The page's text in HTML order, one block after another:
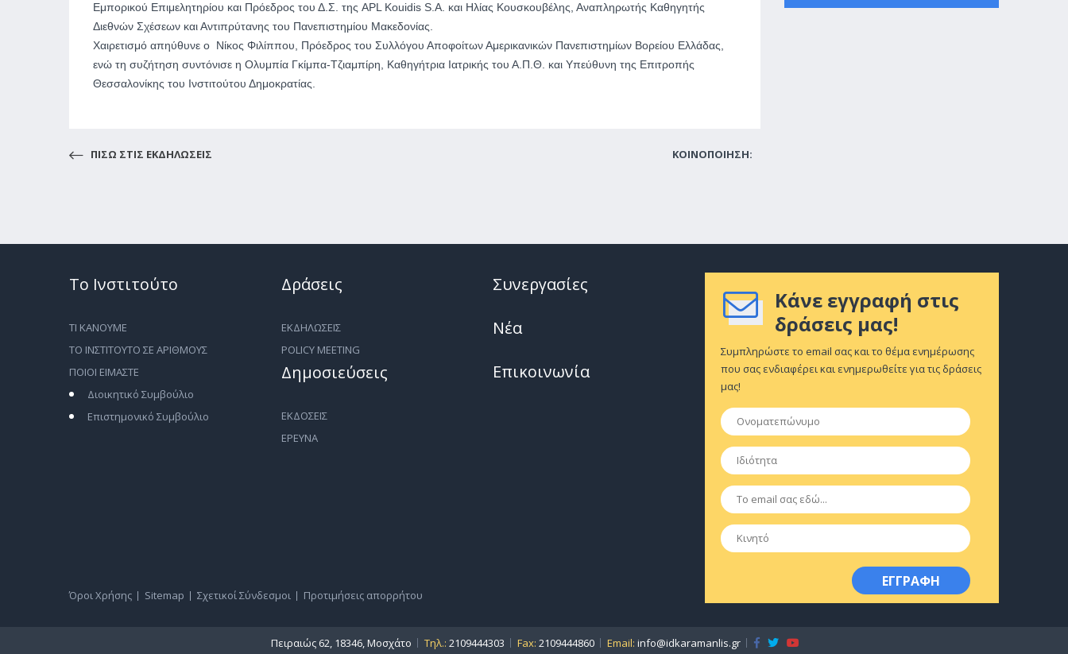
Εμπορικού Επιμελητηρίου και Πρόεδρος του Δ.Σ. της APL Kouidis S.A. και Ηλίας Κουσκουβέλης, Αναπληρωτής Καθηγητής
Διεθνών Σχέσεων και Αντιπρύτανης του Πανεπιστημίου Μακεδονίας.
Χαιρετισμό απηύθυνε ο Νίκος Φιλίππου, Πρόεδρος του Συλλόγου Αποφοίτων Αμερικανικών Πανεπιστημίων Βορείου Ελλάδας,
ενώ τη συζήτηση συντόνισε η Ολυμπία Γκίμπα-Τζιαμπίρη, Καθηγήτρια Ιατρικής του Α.Π.Θ. και Υπεύθυνη της Επιτροπής
Θεσσαλονίκης του Ινστιτούτου Δημοκρατίας.
ΠΙΣΩ ΣΤΙΣ ΕΚΔΗΛΩΣΕΙΣ ΚΟΙΝΟΠΟΙΗΣΗ:
Το Ινστιτούτο
ΤΙ ΚΑΝΟΥΜΕ
ΤΟ ΙΝΣΤΙΤΟΥΤΟ ΣΕ ΑΡΙΘΜΟΥΣ
ΠΟΙΟΙ ΕΙΜΑΣΤΕ
Διοικητικό Συμβούλιο
Επιστημονικό Συμβούλιο
Δράσεις
ΕΚΔΗΛΩΣΕΙΣ
POLICY MEETING
Δημοσιεύσεις
ΕΚΔΟΣΕΙΣ
ΕΡΕΥΝΑ
Συνεργασίες
Νέα
Επικοινωνία
Όροι Χρήσης Sitemap Σχετικοί Σύνδεσμοι Προτιμήσεις απορρήτου
Κάνε εγγραφή στις
δράσεις μας!
Συμπληρώστε το email σας και το θέμα ενημέρωσης
που σας ενδιαφέρει και ενημερωθείτε για τις δράσεις
μας!
Ονοματεπώνυμο
Ιδιότητα
Email
Κινητό
Πειραιώς 62, 18346, Μοσχάτο Τηλ.: 2109444303 Fax: 2109444860 Email: info@idkaramanlis.gr